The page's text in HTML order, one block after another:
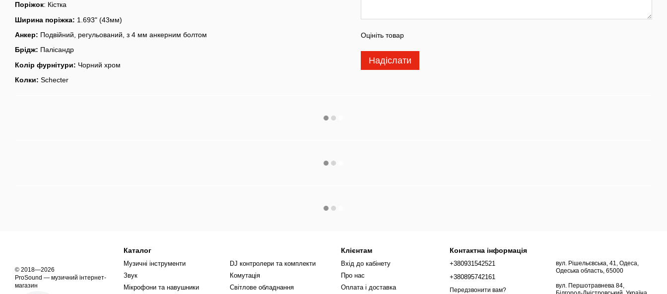
Поріжок: Кістка
Ширина поріжка: 1.693" (43мм)
Анкер: Подвійний, регульований, з 4 мм анкерним болтом
Брідж: Палісандр
Колір фурнітури: Чорний хром
Колки: Schecter
Оцініть товар
Надіслати
© 2018—2026
ProSound — музичний інтернет-
магазин
Каталог
Музичні інструменти
Звук
Мікрофони та навушники
DJ контролери та комплекти
Комутація
Світлове обладнання
Клієнтам
Вхід до кабінету
Про нас
Оплата і доставка
Контактна інформація
+380931542521
+380895742161
Передзвонити вам?
вул. Рішельєвська, 41, Одеса,
Одеська область, 65000
вул. Першотравнева 84,